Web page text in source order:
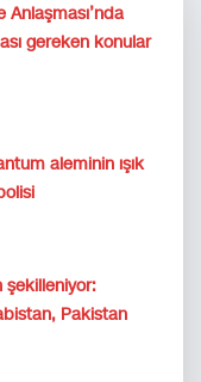
gereken konular
aleminin ışık
şekilleniyor:
Pakistan